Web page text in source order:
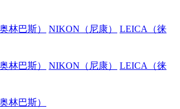
林巴斯）
NIKON（尼康）
LEICA（徕
林巴斯）
NIKON（尼康）
LEICA（徕
林巴斯）